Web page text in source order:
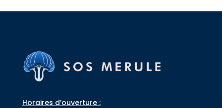
Horaires d’ouverture :